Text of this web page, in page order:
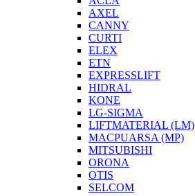
AXEL
CANNY
CURTI
ELEX
ETN
EXPRESSLIFT
HIDRAL
KONE
LG-SIGMA
LIFTMATERIAL (LM)
MACPUARSA (MP)
MITSUBISHI
ORONA
OTIS
SELCOM